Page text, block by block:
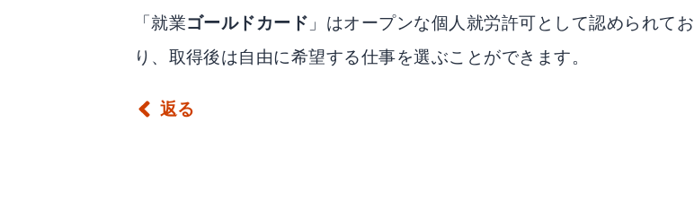
「就業ゴールドカード 」はオープンな個人就労許可として認められてお
り、取得後は自由に希望する仕事を選ぶことができます。
返る